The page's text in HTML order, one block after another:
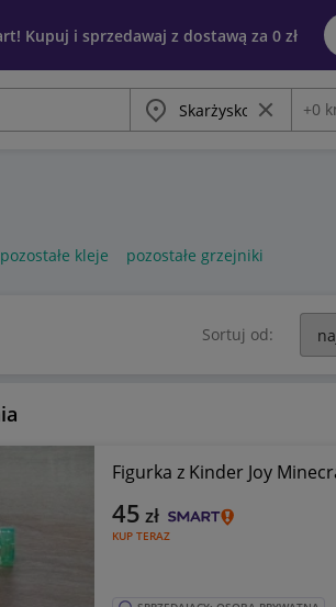
Kupuj i sprzedawaj z dostawą za 0 zł
Miasto Wyczyść
+0
pozostałe kleje pozostałe grzejniki
siatki Sortuj od:
Figurka z Kinder Joy
KUP TERAZ
45 zł